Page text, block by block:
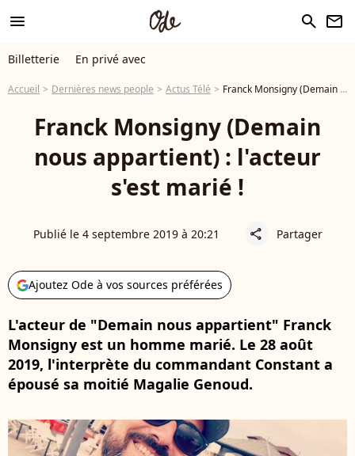
menu search newsletter
Billetterie En privé avec
Accueil Dernières news people Actus Télé Franck Monsigny (Demain nous appartient) : l'acteur s'est marié !
Franck Monsigny (Demain
nous appartient) : l'acteur
s'est marié !
Publié le 4 septembre 2019 à 20:21 share Partager
Ajoutez Ode à vos sources préférées
L'acteur de "Demain nous appartient" Franck
Monsigny est un homme marié. Le 28 août
2019, l'interprète du commandant Constant a
épousé sa moitié Magalie Genoud.